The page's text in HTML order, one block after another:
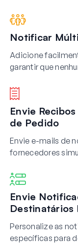
Notificar
Adicione
garantir que
Envie
de Pedido
Envie e-mails de
fornecedores
Envie
Destinatários
Personalize as
específicas para